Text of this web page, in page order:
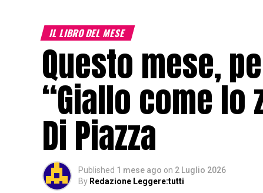
IL LIBRO DEL MESE
Questo mese,
“Giallo come lo
Di Piazza
Published 1 mese ago on 2 Luglio 2026
By Redazione Leggere:tutti